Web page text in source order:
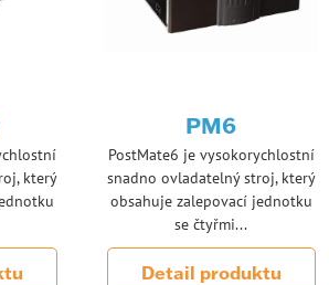
který
PM6
PostMate6 je vysokorychlostní
snadno ovladatelný stroj, který
obsahuje zalepovací jednotku
se čtyřmi...
Detail produktu